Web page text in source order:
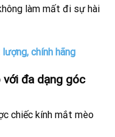
làm mất đi sự hài
chính hãng
với đa dạng góc
chiếc kính mắt mèo